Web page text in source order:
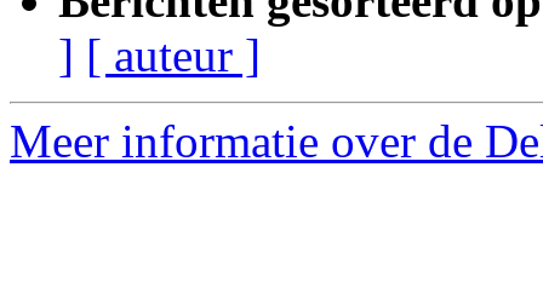
] [ auteur ]
Meer informatie over de